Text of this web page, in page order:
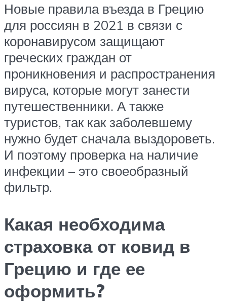
Новые правила въезда в Грецию
для россиян в 2021 в связи с
коронавирусом защищают
греческих граждан от
проникновения и распространения
вируса, которые могут занести
путешественники. А также
туристов, так как заболевшему
нужно будет сначала выздороветь.
И поэтому проверка на наличие
инфекции – это своеобразный
фильтр.
Какая необходима
страховка от ковид в
Грецию и где ее
оформить?